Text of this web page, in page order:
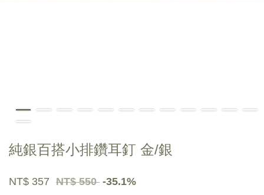
純銀百搭小排鑽耳釘 金/銀
NT$ 357 NT$ 550 -35.1%